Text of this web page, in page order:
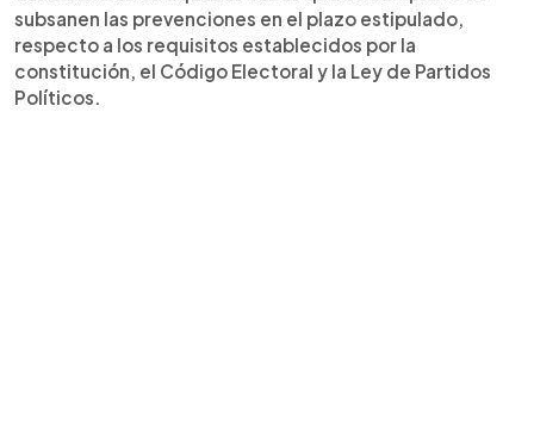
subsanen las prevenciones en el plazo estipulado,
respecto a los requisitos establecidos por la
constitución, el Código Electoral y la Ley de Partidos
Políticos.